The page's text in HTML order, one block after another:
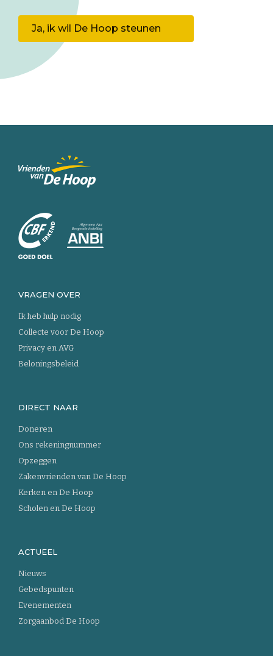
Ja, ik wil De Hoop steunen
de
homepage
VRAGEN OVER
Ik heb hulp nodig
Collecte voor De Hoop
Privacy en AVG
Beloningsbeleid
DIRECT NAAR
Doneren
Ons rekeningnummer
Opzeggen
Zakenvrienden van De Hoop
Kerken en De Hoop
Scholen en De Hoop
ACTUEEL
Nieuws
Gebedspunten
Evenementen
Zorgaanbod De Hoop